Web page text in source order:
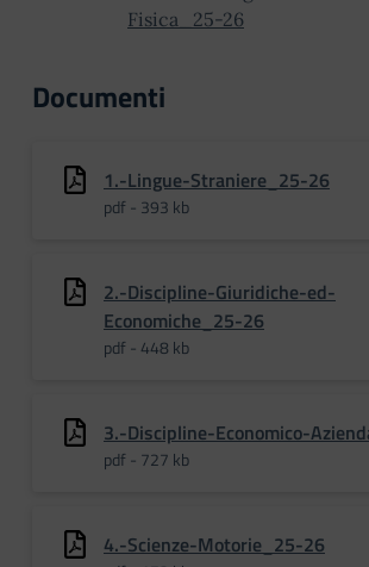
Fisica_25-26
Documenti
1.-Lingue-Straniere_25-26
pdf - 393 kb
2.-Discipline-Giuridiche-ed-
Economiche_25-26
pdf - 448 kb
3.-Discipline-Economico-
pdf - 727 kb
4.-Scienze-Motorie_25-26